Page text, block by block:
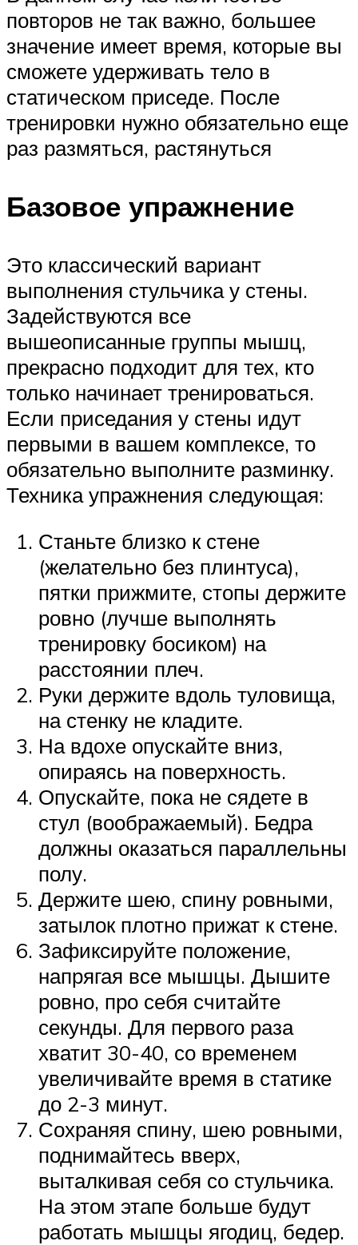
повторов не так важно, большее
значение имеет время, которые вы
сможете удерживать тело в
статическом приседе. После
тренировки нужно обязательно еще
раз размяться, растянуться
Базовое упражнение
Это классический вариант
выполнения стульчика у стены.
Задействуются все
вышеописанные группы мышц,
прекрасно подходит для тех, кто
только начинает тренироваться.
Если приседания у стены идут
первыми в вашем комплексе, то
обязательно выполните разминку.
Техника упражнения следующая:
Станьте близко к стене
(желательно без плинтуса),
пятки прижмите, стопы держите
ровно (лучше выполнять
тренировку босиком) на
расстоянии плеч.
Руки держите вдоль туловища,
на стенку не кладите.
На вдохе опускайте вниз,
опираясь на поверхность.
Опускайте, пока не сядете в
стул (воображаемый). Бедра
должны оказаться параллельны
полу.
Держите шею, спину ровными,
затылок плотно прижат к стене.
Зафиксируйте положение,
напрягая все мышцы. Дышите
ровно, про себя считайте
секунды. Для первого раза
хватит 30-40, со временем
увеличивайте время в статике
до 2-3 минут.
Сохраняя спину, шею ровными,
поднимайтесь вверх,
выталкивая себя со стульчика.
На этом этапе больше будут
работать мышцы ягодиц, бедер.